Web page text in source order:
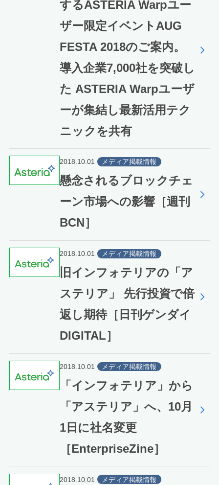
するASTERIA Warpユー
ザー限定イベントAUG
FESTA 2018のご案内。
導入企業7,000社を突破し
た ASTERIA Warpユーザ
ーが集結し最新活用テク
ニックを共有
2018.10.01 メディア掲載情報
懸念されるブロックチェ
ーン市場への影響［週刊
BCN］
2018.10.01 メディア掲載情報
旧インフォテリアの「ア
ステリア」 先行投資で倍
返し期待［日刊ゲンダイ
DIGITAL］
2018.10.01 メディア掲載情報
「インフォテリア」から
「アステリア」へ、10月
1日に社名変更
［EnterpriseZine］
2018.10.01 メディア掲載情報